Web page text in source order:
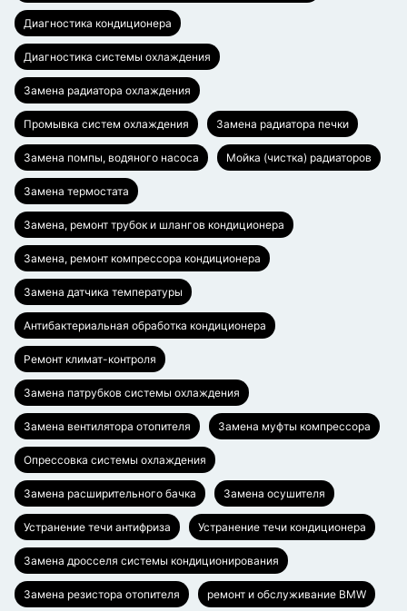
Диагностика кондиционера
Диагностика системы охлаждения
Замена радиатора охлаждения
Промывка систем охлаждения Замена радиатора печки
Замена помпы, водяного насоса Мойка (чистка) радиаторов
Замена термостата
Замена, ремонт трубок и шлангов кондиционера
Замена, ремонт компрессора кондиционера
Замена датчика температуры
Антибактериальная обработка кондиционера
Ремонт климат-контроля
Замена патрубков системы охлаждения
Замена вентилятора отопителя Замена муфты компрессора
Опрессовка системы охлаждения
Замена расширительного бачка Замена осушителя
Устранение течи антифриза Устранение течи кондиционера
Замена дросселя системы кондиционирования
Замена резистора отопителя ремонт и обслуживание BMW